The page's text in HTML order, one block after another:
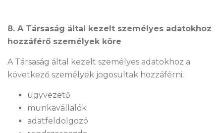
8. A Társaság által kezelt személyes adatokhoz
hozzáférő személyek köre
A Társaság által kezelt személyes adatokhoz a
következő személyek jogosultak hozzáférni:
ügyvezető
munkavállalók
adatfeldolgozó